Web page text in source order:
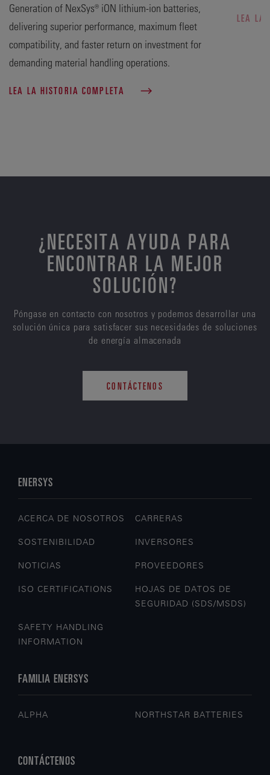
Generation of NexSys® iON lithium-ion batteries,
delivering superior performance, maximum fleet
compatibility, and faster return on investment for
demanding material handling operations.
LEA LA HISTORIA COMPLETA
LEA LA
¿NECESITA AYUDA PARA
ENCONTRAR LA MEJOR
SOLUCIÓN?
Póngase en contacto con nosotros y podemos desarrollar una
solución única para satisfacer sus necesidades de soluciones
de energía almacenada
CONTÁCTENOS
ENERSYS
ACERCA DE NOSOTROS CARRERAS
SOSTENIBILIDAD INVERSORES
NOTICIAS PROVEEDORES
ISO CERTIFICATIONS
HOJAS DE DATOS DE
SEGURIDAD (SDS/MSDS)
SAFETY HANDLING
INFORMATION
FAMILIA ENERSYS
ALPHA NORTHSTAR BATTERIES
CONTÁCTENOS